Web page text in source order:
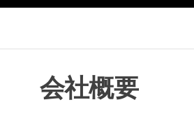
会社概要